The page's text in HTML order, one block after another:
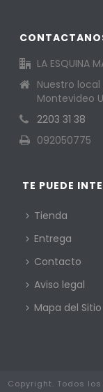
LA ESQUINA
Nuestro
Montevideo
2203 31 38
092050775
TE PUEDE
Tienda
Entrega
Contacto
Aviso legal
Mapa del Sitio
Copyright. Todos